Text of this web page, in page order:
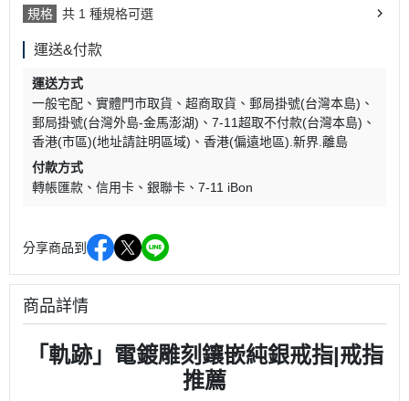
規格 共 1 種規格可選
運送&付款
運送方式
一般宅配
實體門市取貨 超商取貨
郵局掛號(台灣本島)
郵局掛號(台灣外島-金馬澎湖)
7-11超取不付款(台灣本島)
香港(市區)(地址請註明區域)
香港(偏遠地區).新界.離島
付款方式
轉帳匯款
信用卡 銀聯卡 7-11 iBon
分享商品到
商品詳情
「軌跡」電鍍雕刻鑲嵌純銀戒指|戒指
推薦